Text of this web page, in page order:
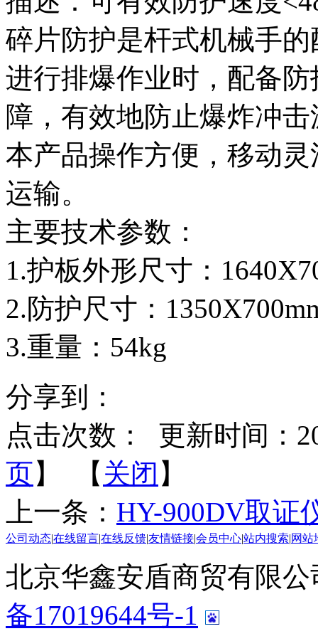
碎片防护是杆式机械手
进行排爆作业时，配备
障，有效地防止爆炸冲
本产品操作方便，移动
运输。
主要技术参数：
1.护板外形尺寸：
2.防护尺寸：
3.重量：54kg
分享到：
点击次数：
更新时间：
页】 【 关闭 】
上一条： HY-900DV取证
公司动态|在线留言|在线反馈|友情链接|会员中心|站内搜索|网站
北京华鑫安盾商贸有限
备17019644号-1